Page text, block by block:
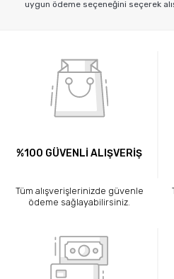
uygun ödeme seçeneğini seçerek
%100 GÜVENLİ ALIŞVERİŞ
Tüm alışverişlerinizde güvenle
ödeme sağlayabilirsiniz.